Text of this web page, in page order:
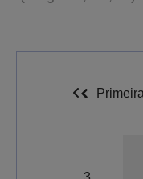
Primeira